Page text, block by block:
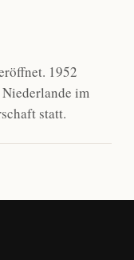
1952
im
statt.